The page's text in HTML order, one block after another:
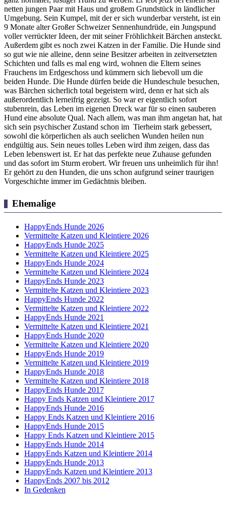
netten jungen Paar mit Haus und großem Grundstück in ländlicher
Umgebung. Sein Kumpel, mit der er sich wunderbar versteht, ist ein
9 Monate alter Großer Schweizer Sennenhundrüde, ein Jungspund
voller verrückter Ideen, der mit seiner Fröhlichkeit Bärchen ansteckt.
Außerdem gibt es noch zwei Katzen in der Familie. Die Hunde sind
so gut wie nie alleine, denn seine Besitzer arbeiten in zeitversetzten
Schichten und falls es mal eng wird, wohnen die Eltern seines
Frauchens im Erdgeschoss und kümmern sich liebevoll um die
beiden Hunde. Die Hunde dürfen beide die Hundeschule besuchen,
was Bärchen sicherlich total begeistern wird, denn er hat sich als
außerordentlich lerneifrig gezeigt. So war er eigentlich sofort
stubenrein, das Leben im eigenen Dreck war für so einen sauberen
Hund eine absolute Qual. Nach allem, was man ihm angetan hat, hat
sich sein psychischer Zustand schon im Tierheim stark gebessert,
sowohl die körperlichen als auch seelichen Wunden heilen nun
endgültig aus. Sein neues tolles Leben wird ihm zeigen, dass das
Leben lebenswert ist. Er hat das perfekte neue Zuhause gefunden
und das sofort im Sturm erobert. Wir freuen uns unheimlich für ihn!
Er gehört zu den Hunden, die uns schon aufgrund seiner traurigen
Vorgeschichte immer im Gedächtnis bleiben.
Ehemalige
HappyEnds Hunde 2026
Vermittelte Katzen und Kleintiere 2026
HappyEnds Hunde 2025
Vermittelte Katzen und Kleintiere 2025
HappyEnds Hunde 2024
Vermittelte Katzen und Kleintiere 2024
HappyEnds Hunde 2023
Vermittelte Katzen und Kleintiere 2023
HappyEnds Hunde 2022
Vermittelte Katzen und Kleintiere 2022
HappyEnds Hunde 2021
Vermittelte Katzen und Kleintiere 2021
HappyEnds Hunde 2020
Vermittelte Katzen und Kleintiere 2020
HappyEnds Hunde 2019
Vermittelte Katzen und Kleintiere 2019
HappyEnds Hunde 2018
Vermittelte Katzen und Kleintiere 2018
HappyEnds Hunde 2017
Happy Ends Katzen und Kleintiere 2017
HappyEnds Hunde 2016
Happy Ends Katzen und Kleintiere 2016
HappyEnds Hunde 2015
Happy Ends Katzen und Kleintiere 2015
HappyEnds Hunde 2014
HappyEnds Katzen und Kleintiere 2014
HappyEnds Hunde 2013
HappyEnds Katzen und Kleintiere 2013
HappyEnds 2007 bis 2012
In Gedenken